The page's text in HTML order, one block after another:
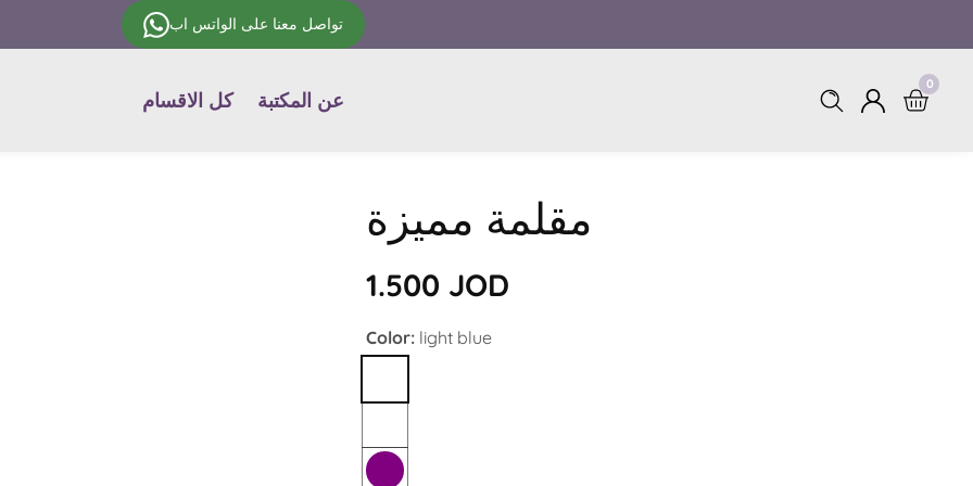
تواصل معنا على الواتس اب
كل الاقسام عن المكتبة
Log
0
0
items
مقلمة مميزة
Regular
price
1.500 JOD
Color: light blue
blue
Pink
Purple